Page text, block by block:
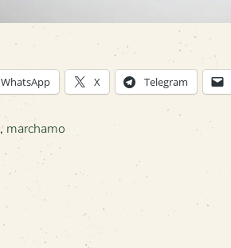
WhatsApp X Telegram
, marchamo